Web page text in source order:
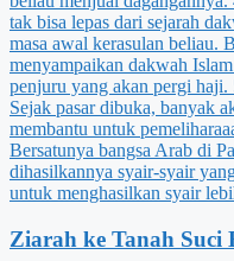
Ziarah ke Tanah Suci